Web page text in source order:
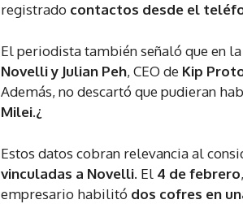
registrado contactos desde el
El periodista también señaló que en
Novelli y Julian Peh, CEO de Kip
Además, no descartó que pudieran
Milei.¿
Estos datos cobran relevancia al
vinculadas a Novelli. El 4 de febrero
empresario habilitó dos cofres en